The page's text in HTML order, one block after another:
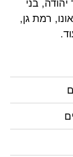
בני
רמת גן,